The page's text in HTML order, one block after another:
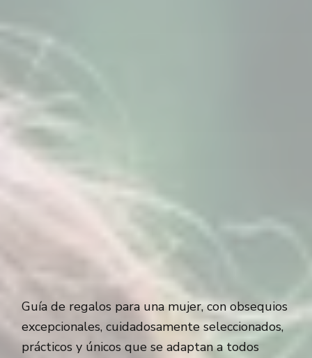
Guía de regalos para una mujer, con obsequios
excepcionales, cuidadosamente seleccionados,
prácticos y únicos que se adaptan a todos